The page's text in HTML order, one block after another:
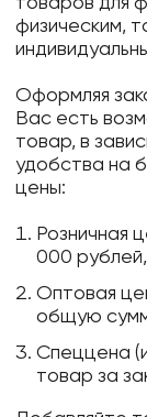
физическим,
Оформляя
Вас есть
товар, в
удобства на
цены:
Розничная
000
Оптовая
общую
Спеццена
товар за